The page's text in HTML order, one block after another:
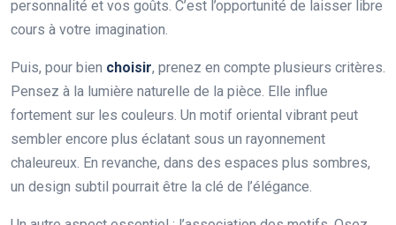
personnalité et vos goûts. C’est l’opportunité de laisser libre
cours à votre imagination.
Puis, pour bien choisir, prenez en compte plusieurs critères.
Pensez à la lumière naturelle de la pièce. Elle influe
fortement sur les couleurs. Un motif oriental vibrant peut
sembler encore plus éclatant sous un rayonnement
chaleureux. En revanche, dans des espaces plus sombres,
un design subtil pourrait être la clé de l’élégance.